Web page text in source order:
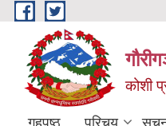
Skip to main content
कोशी
गृहपृष्ठ परिचय